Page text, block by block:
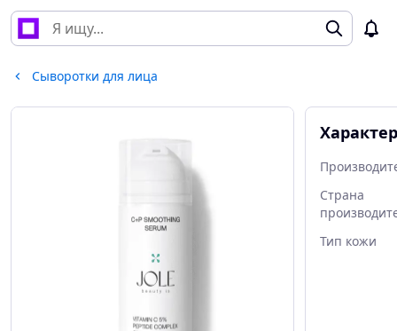
Сыворотки для лица
Страна
Тип кожи